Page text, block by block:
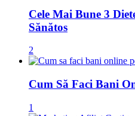
Cele Mai Bune 3
Sănătos
2
Cum Să Faci Bani
1